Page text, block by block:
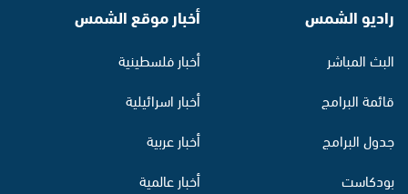
راديو الشمس
البث المباشر
قائمة البرامج
جدول البرامج
بودكاست
أخبار موقع الشمس
أخبار فلسطينية
أخبار اسرائيلية
أخبار عربية
أخبار عالمية